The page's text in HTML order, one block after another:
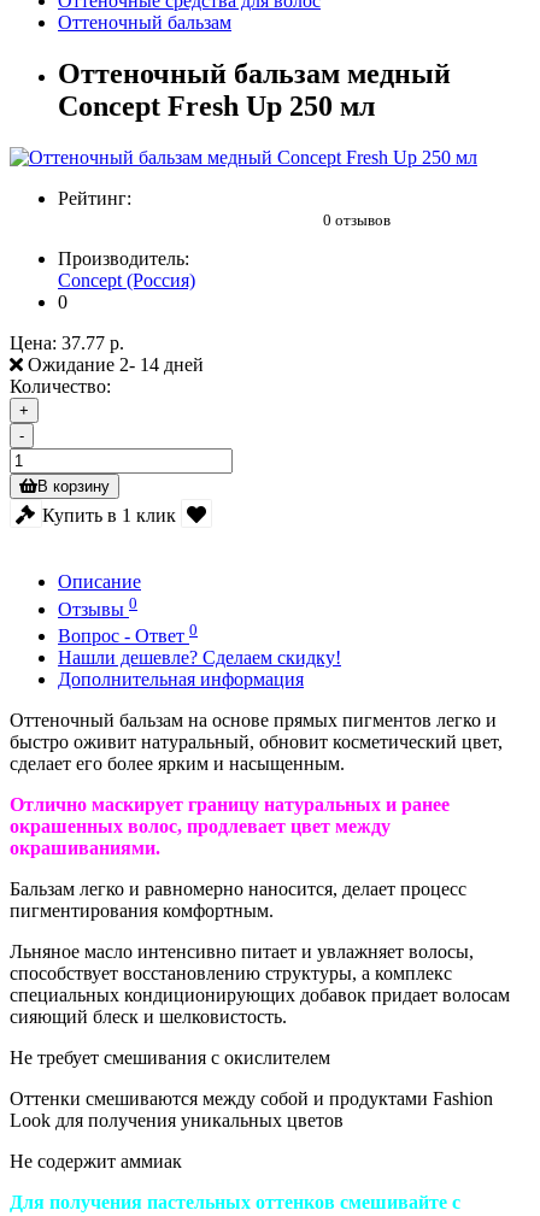
Оттеночный бальзам
Оттеночный бальзам медный
Concept Fresh Up 250 мл
Рейтинг:
0 отзывов
Производитель:
Concept (Россия)
0
Цена: 37.77 р.
Ожидание 2- 14 дней
Количество:
+
-
В корзину
Купить в 1 клик
Описание
Отзывы 0
Вопрос - Ответ 0
Нашли дешевле? Сделаем скидку!
Дополнительная информация
Оттеночный бальзам на основе прямых пигментов легко и
быстро оживит натуральный, обновит косметический цвет,
сделает его более ярким и насыщенным.
Отлично маскирует границу натуральных и ранее
окрашенных волос, продлевает цвет между
окрашиваниями.
Бальзам легко и равномерно наносится, делает процесс
пигментирования комфортным.
Льняное масло интенсивно питает и увлажняет волосы,
способствует восстановлению структуры, а комплекс
специальных кондиционирующих добавок придает волосам
сияющий блеск и шелковистость.
Не требует смешивания с окислителем
Оттенки смешиваются между собой и продуктами Fashion
Look для получения уникальных цветов
Не содержит аммиак
Для получения пастельных оттенков смешивайте с